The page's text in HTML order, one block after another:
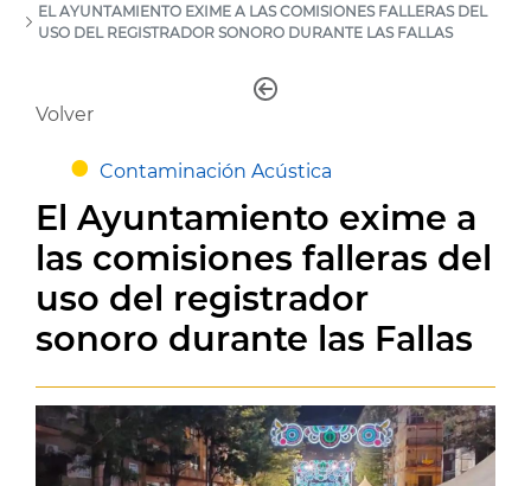
EL AYUNTAMIENTO EXIME A LAS COMISIONES FALLERAS DEL
USO DEL REGISTRADOR SONORO DURANTE LAS FALLAS
Volver
Contaminación Acústica
El Ayuntamiento exime a
las comisiones falleras del
uso del registrador
sonoro durante las Fallas